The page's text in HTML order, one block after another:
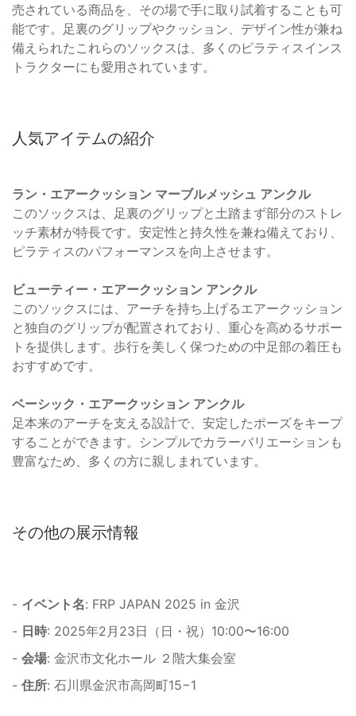
売されている商品を、その場で手に取り試着することも可
能です。足裏のグリップやクッション、デザイン性が兼ね
備えられたこれらのソックスは、多くのピラティスインス
トラクターにも愛用されています。
人気アイテムの紹介
ラン・エアークッション マーブルメッシュ アンクル
このソックスは、足裏のグリップと土踏まず部分のストレ
ッチ素材が特長です。安定性と持久性を兼ね備えており、
ピラティスのパフォーマンスを向上させます。
ビューティー・エアークッション アンクル
このソックスには、アーチを持ち上げるエアークッション
と独自のグリップが配置されており、重心を高めるサポー
トを提供します。歩行を美しく保つための中足部の着圧も
おすすめです。
ベーシック・エアークッション アンクル
足本来のアーチを支える設計で、安定したポーズをキープ
することができます。シンプルでカラーバリエーションも
豊富なため、多くの方に親しまれています。
その他の展示情報
- イベント名: FRP JAPAN 2025 in 金沢
- 日時: 2025年2月23日（日・祝）10:00〜16:00
- 会場: 金沢市文化ホール ２階大集会室
- 住所: 石川県金沢市高岡町15−1